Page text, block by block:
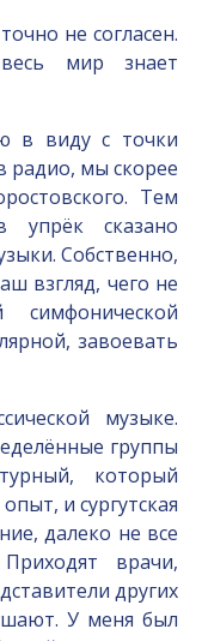
не согласен.
мир знает
в виду с точки
радио, мы скорее
Тем
сказано
Собственно,
взгляд, чего не
симфонической
завоевать
музыке.
группы
который
и сургутская
далеко не все
врачи,
других
У меня был